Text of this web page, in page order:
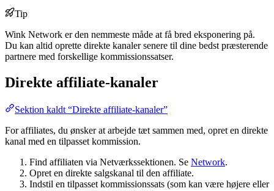
Tip
Wink Network er den nemmeste måde at få bred eksponering på.
Du kan altid oprette direkte kanaler senere til dine bedst præsterende
partnere med forskellige kommissionssatser.
Direkte affiliate-kanaler
Sektion kaldt “Direkte affiliate-kanaler”
For affiliates, du ønsker at arbejde tæt sammen med, opret en direkte
kanal med en tilpasset kommission.
Find affiliaten via Netværkssektionen. Se Network.
Opret en direkte salgskanal til den affiliate.
Indstil en tilpasset kommissionssats (som kan være højere eller